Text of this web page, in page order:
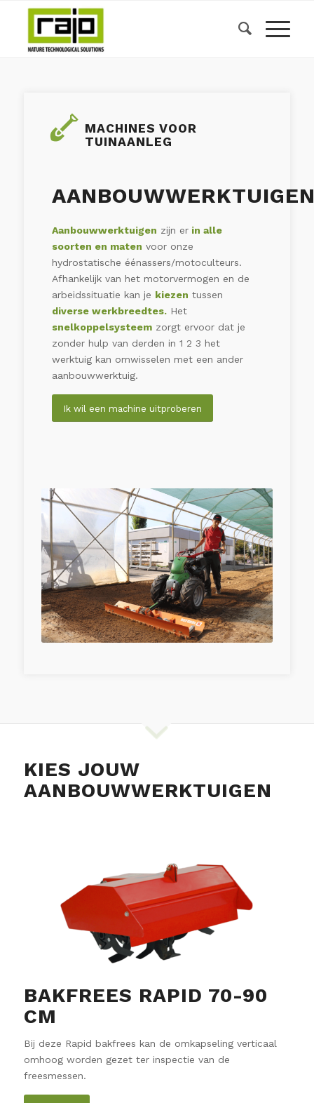
MACHINES VOOR
TUINAANLEG
Aanbouwwerktuigen zijn erin alle
soorten en maten voor onze
hydrostatische éénassers/motoculteurs.
Afhankelijk van het motorvermogen en de
arbeidssituatie kan je kiezen tussen
diverse werkbreedtes.Het
snelkoppelsysteemzorgt ervoor dat je
zonder hulp van derden in 1 2 3 het
werktuig kan omwisselen met een ander
aanbouwwerktuig.
Ik wil een machine uitproberen
KIES JOUW
AANBOUWWERKTUIGEN
BAKFREES RAPID 70-90
CM
Bij deze Rapid bakfrees kan de omkapseling verticaal
omhoog worden gezet ter inspectie van de
freesmessen.